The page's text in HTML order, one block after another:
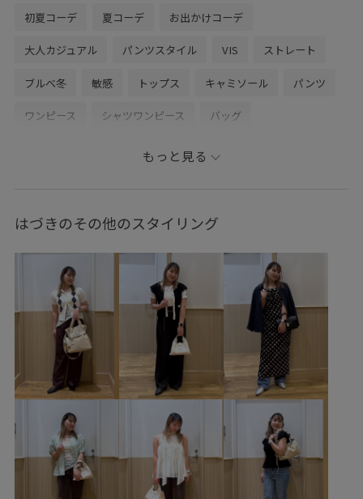
初夏コーデ 夏コーデ お出かけコーデ
大人カジュアル パンツスタイル VIS ストレート
ブルべ冬 敏感 トップス キャミソール パンツ
ワンピース シャツワンピース バッグ
シューズ サンダル
0318PRESS対象商品 Exclusive_GW
vis_26ss_summergoods vis_26ss_summertops
vis_okazakisae_june VIS_outdoor VIS_outdoor2
vis_pickuppants vis_pickup_july_bag Wbag_pickup
Wshoes_pickup お手入れしやすい
お気に入り急上昇_pickup きちんと感 きれいめ
さらっとした素材 さらりとした ふかふか
インソール ウエストタック オープンカラー
もっと見る
はづきのその他のスタイリング